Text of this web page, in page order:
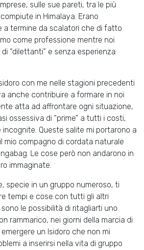
sulle sue pareti, tra le più
in Himalaya. Erano
a termine da scalatori che di fatto
come professione mentre noi
“dilettanti” e senza esperienza
con me nelle stagioni precedenti
anche contribuire a formare in noi
atta ad affrontare ogni situazione,
ossessiva di “prime” a tutti i costi,
Queste salite mi portarono a
mio compagno di cordata naturale
Le cose però non andarono in
immaginate.
specie in un gruppo numeroso, ti
tempi e cose con tutti gli altri
le possibilità di ritagliarti uno
rammarico, nei giorni della marcia di
un Isidoro che non mi
a inserirsi nella vita di gruppo